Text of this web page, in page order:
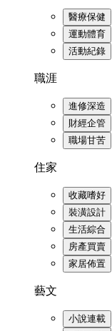
醫療保健
運動體育
活動紀錄
職涯
進修深造
財經企管
職場甘苦
住家
收藏嗜好
裝潢設計
生活綜合
房產買賣
家居佈置
藝文
小說連載